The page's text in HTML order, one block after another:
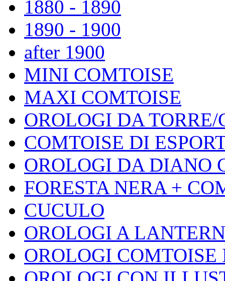
1880 - 1890
1890 - 1900
after 1900
MINI COMTOISE
MAXI COMTOISE
OROLOGI DA
COMTOISE DI
OROLOGI DA DIANO
FORESTA NERA +
CUCULO
OROLOGI A
OROLOGI